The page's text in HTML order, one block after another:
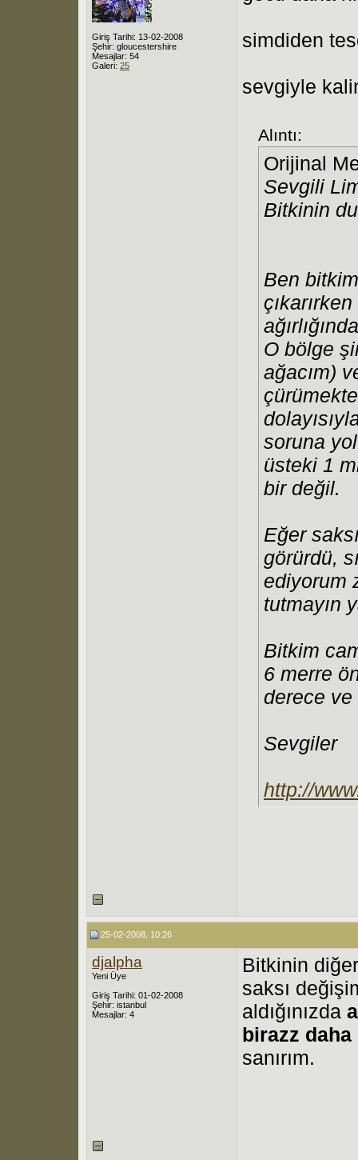
Giriş Tarihi: 13-02-2008
Şehir: gloucestershire
Mesajlar: 54
Galeri: 25
simdiden
sevgiyle
Alıntı:
Orijinal
Sevgili
Bitkinin
Ben
O bölge
ağacım)
soruna
üsteki 1
bir değil.
Eğer
görürdü,
ediyorum
tutmayın
Bitkim
6 merre
derece
Sevgiler
http://
25-02-2008, 10:26
djalpha
Yeni Üye
Giriş Tarihi: 01-02-2008
Şehir: istanbul
Mesajlar: 4
Bitkinin
saksı
aldığınızda
birazz daha
sanırım.